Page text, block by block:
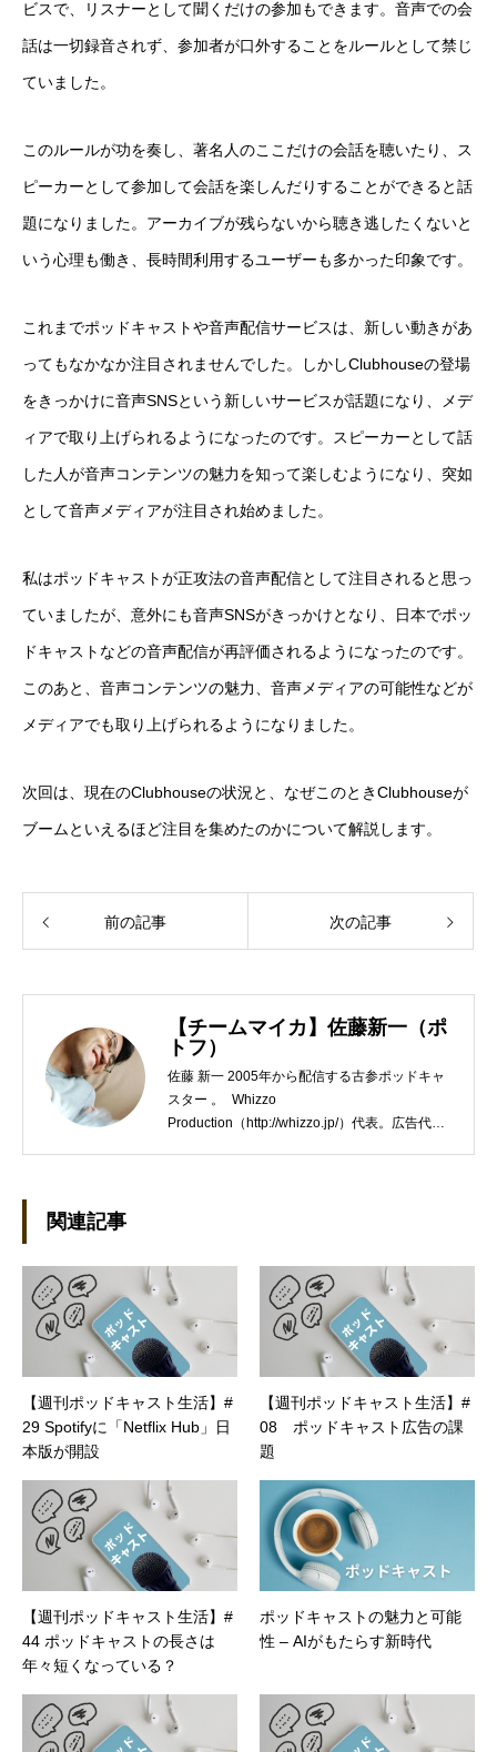
ビスで、リスナーとして聞くだけの参加もできます。音声での会
話は一切録音されず、参加者が口外することをルールとして禁じ
ていました。
このルールが功を奏し、著名人のここだけの会話を聴いたり、ス
ピーカーとして参加して会話を楽しんだりすることができると話
題になりました。アーカイブが残らないから聴き逃したくないと
いう心理も働き、長時間利用するユーザーも多かった印象です。
これまでポッドキャストや音声配信サービスは、新しい動きがあ
ってもなかなか注目されませんでした。しかしClubhouseの登場
をきっかけに音声SNSという新しいサービスが話題になり、メデ
ィアで取り上げられるようになったのです。スピーカーとして話
した人が音声コンテンツの魅力を知って楽しむようになり、突如
として音声メディアが注目され始めました。
私はポッドキャストが正攻法の音声配信として注目されると思っ
ていましたが、意外にも音声SNSがきっかけとなり、日本でポッ
ドキャストなどの音声配信が再評価されるようになったのです。
このあと、音声コンテンツの魅力、音声メディアの可能性などが
メディアでも取り上げられるようになりました。
次回は、現在のClubhouseの状況と、なぜこのときClubhouseが
ブームといえるほど注目を集めたのかについて解説します。
前の記事 次の記事
【チームマイカ】佐藤新一（ポ
トフ）
佐藤 新一 2005年から配信する古参ポッドキャ
スター 。 Whizzo
Production（http://whizzo.jp/）代表。広告代理
関連記事
【週刊ポッドキャスト生活】#
29 Spotifyに「Netflix Hub」日
本版が開設
【週刊ポッドキャスト生活】#
08 ポッドキャスト広告の課
題
【週刊ポッドキャスト生活】#
44 ポッドキャストの長さは
年々短くなっている？
ポッドキャストの魅力と可能
性 – AIがもたらす新時代